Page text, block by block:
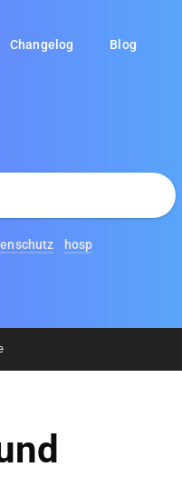
Changelog Blog
hosp